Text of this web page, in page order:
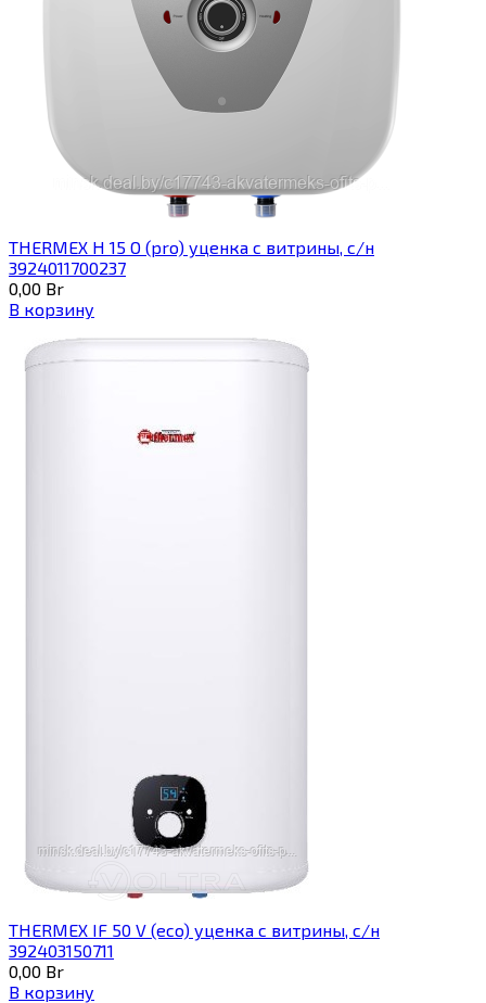
THERMEX H 15 O (pro) уценка с витрины, с/н
3924011700237
0,00 Br
В корзину
THERMEX IF 50 V (eco) уценка c витрины, с/н
392403150711
0,00 Br
В корзину